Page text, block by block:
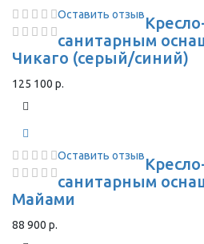
Оставить отзыв
санитарным
Чикаго (серый/синий)
125 100 р.
Оставить отзыв
санитарным
Майами
88 900 р.